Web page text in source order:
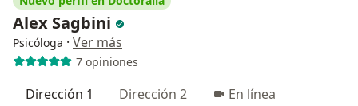
Alex Sagbini
Psicóloga · Ver más
7 opiniones
Dirección 1 Dirección 2 En línea